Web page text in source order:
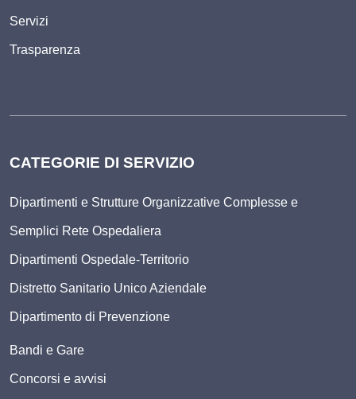
Servizi
Trasparenza
CATEGORIE DI SERVIZIO
Dipartimenti e Strutture Organizzative Complesse e
Semplici Rete Ospedaliera
Dipartimenti Ospedale-Territorio
Distretto Sanitario Unico Aziendale
Dipartimento di Prevenzione
Bandi e Gare
Concorsi e avvisi